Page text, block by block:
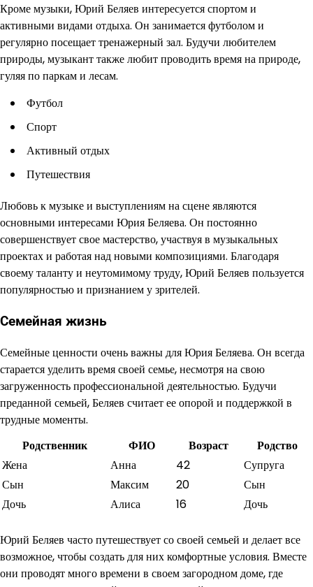
Кроме музыки, Юрий Беляев интересуется спортом и
активными видами отдыха. Он занимается футболом и
регулярно посещает тренажерный зал. Будучи любителем
природы, музыкант также любит проводить время на природе,
гуляя по паркам и лесам.
Футбол
Спорт
Активный отдых
Путешествия
Любовь к музыке и выступлениям на сцене являются
основными интересами Юрия Беляева. Он постоянно
совершенствует свое мастерство, участвуя в музыкальных
проектах и работая над новыми композициями. Благодаря
своему таланту и неутомимому труду, Юрий Беляев пользуется
популярностью и признанием у зрителей.
Семейная жизнь
Семейные ценности очень важны для Юрия Беляева. Он всегда
старается уделить время своей семье, несмотря на свою
загруженность профессиональной деятельностью. Будучи
преданной семьей, Беляев считает ее опорой и поддержкой в
трудные моменты.
Родственник
ФИО Возраст
Родство
Жена
Анна 42
Супруга
Сын
Максим 20
Сын
Дочь
Алиса 16 Дочь
Юрий Беляев часто путешествует со своей семьей и делает все
возможное, чтобы создать для них комфортные условия. Вместе
они проводят много времени в своем загородном доме, где